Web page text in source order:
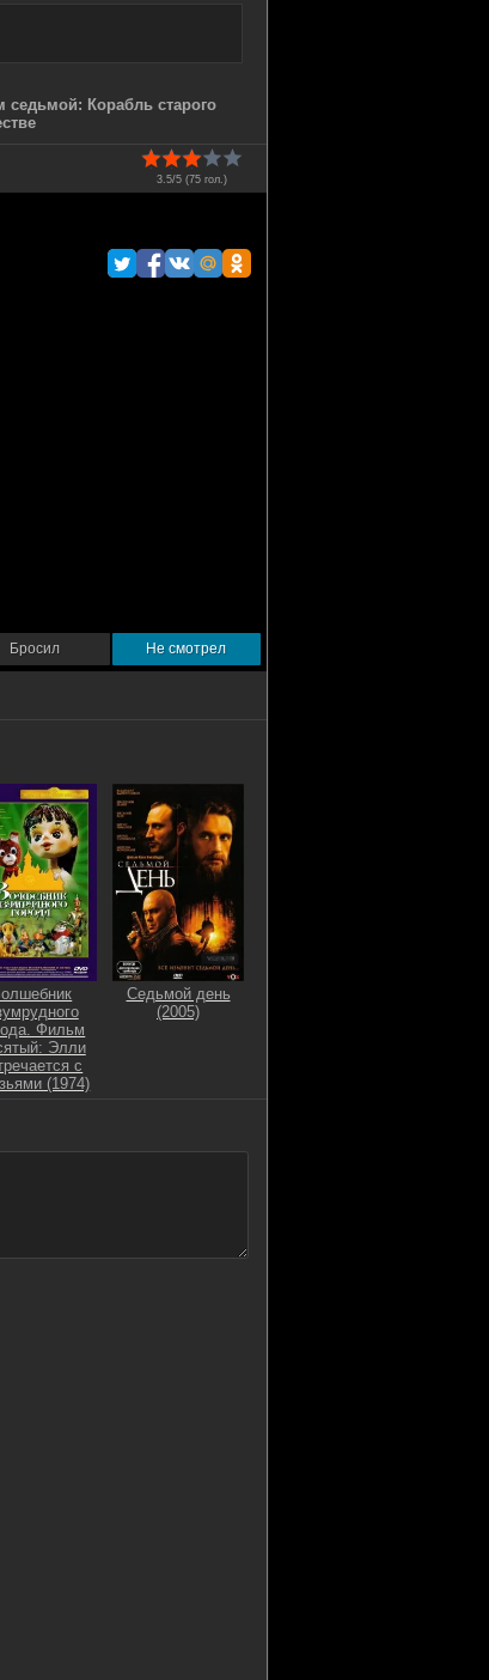
Корабль старого
3.5/5 (75 гол.)
Бросил Не смотрел
Фильм
Элли
с
(1974)
Седьмой день
(2005)